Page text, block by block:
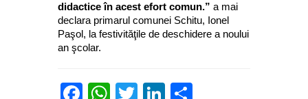
didactice în acest efort comun.” a mai
declara primarul comunei Schitu, Ionel
Paşol, la festivităţile de deschidere a noului
an şcolar.
Facebook
WhatsApp
TwitterLinkedIn